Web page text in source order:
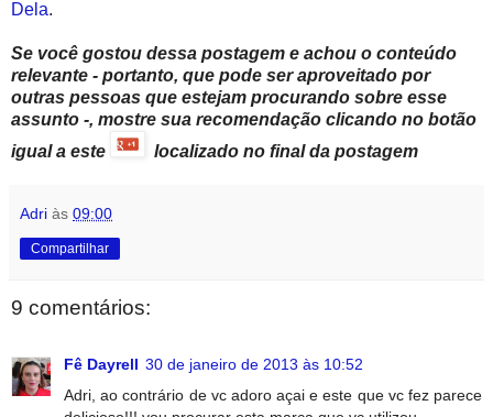
Dela.
Se você gostou dessa postagem e achou o conteúdo
relevante - portanto, que pode ser aproveitado por
outras pessoas que estejam procurando sobre esse
assunto -, mostre sua recomendação clicando no botão
igual a este
localizado no final da postagem
Adri às 09:00
Compartilhar
9 comentários:
Fê Dayrell 30 de janeiro de 2013 às 10:52
Adri, ao contrário de vc adoro açai e este que vc fez parece